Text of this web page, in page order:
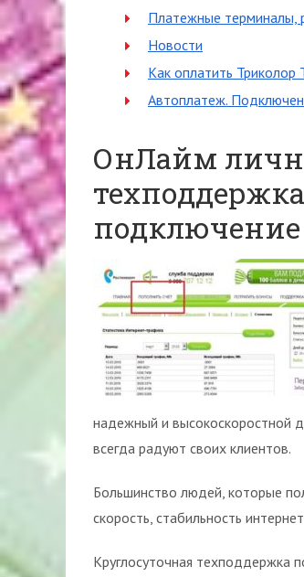
Платежные терминалы,
Новости
Как оплатить
Автоплатеж.
ОнЛайм
надежный и высокоскоростной
всегда радуют своих клиентов.
Большинство людей, которые
скорость, стабильность
Круглосуточная техподдержка